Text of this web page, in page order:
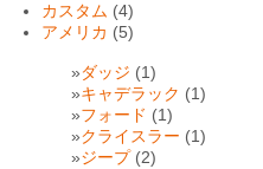
カスタム (4)
アメリカ (5)
ダッジ (1)
キャデラック (1)
フォード (1)
クライスラー (1)
ジープ(2)